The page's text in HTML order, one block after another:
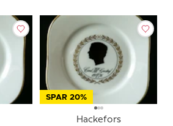
SPAR 20%
Hackefors